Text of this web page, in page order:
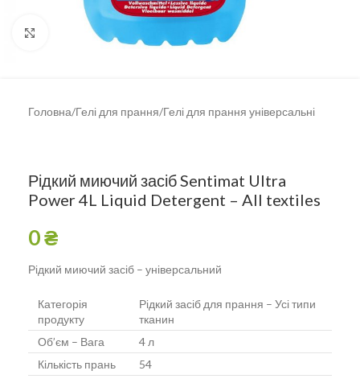
Клацніть, щоб збільшити
Головна/Гелі для прання/Гелі для прання універсальні
Рідкий миючий засіб Sentimat Ultra
Power 4L Liquid Detergent – All textiles
0₴
Рідкий миючий засіб – універсальний
Категорія
продукту
Рідкий засіб для прання – Усі типи
тканин
Об’єм – Вага
4 л
Кількість прань
54